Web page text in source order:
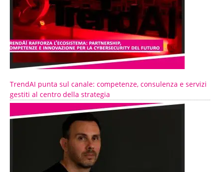
TrendAI punta sul canale: competenze, consulenza e servizi
gestiti al centro della strategia